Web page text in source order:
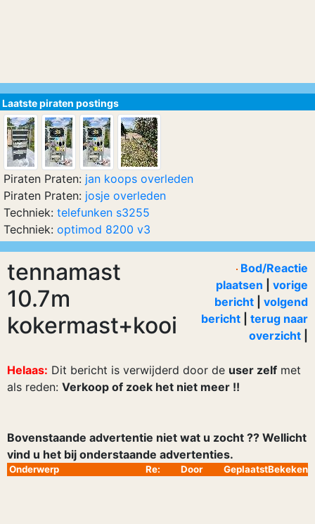
tennamast
10.7m
kokermast+kooi
Bod/Reactie
plaatsen
vorige
bericht
volgend
bericht
terug naar
overzicht
Helaas: Dit bericht is verwijderd door de user zelf met
als reden: Verkoop of zoek het niet meer !!
Bovenstaande advertentie niet wat u zocht ?? Wellicht
vind u het bij onderstaande advertenties.
Onderwerp Re: Door GeplaatstBekeken
Laatste piraten postings
Piraten Praten: jan koops overleden
Piraten Praten: josje overleden
Techniek: telefunken s3255
Techniek: optimod 8200 v3